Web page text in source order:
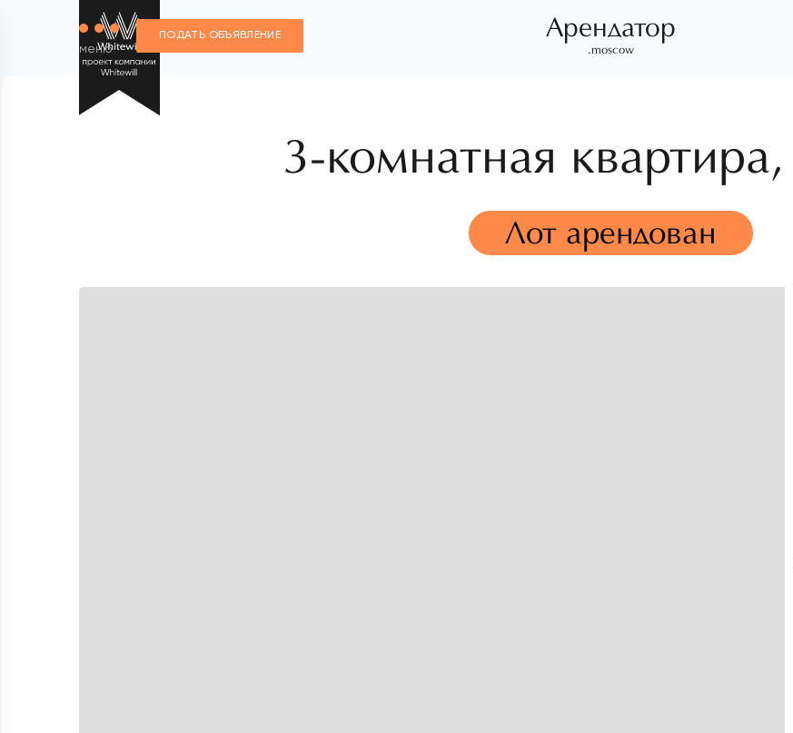
меню
ПОДАТЬ ОБЪЯВЛЕНИЕ Арендатор
.moscow
3-комнатная квартира,
Лот арендован